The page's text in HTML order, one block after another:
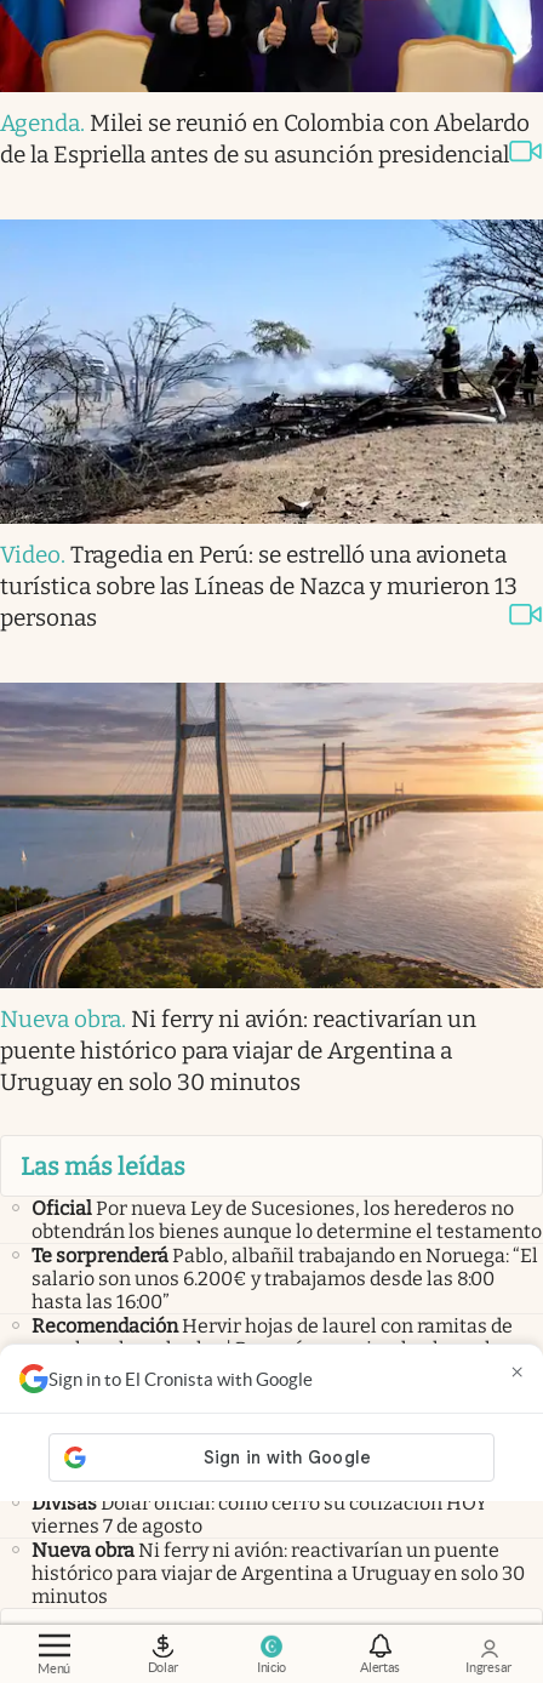
Menú Dolar Inicio Alertas Ingresar
Sign in to El Cronista with Google ×
Agenda. Milei se reunió en Colombia con Abelardo
de la Espriella antes de su asunción presidencial
Video. Tragedia en Perú: se estrelló una avioneta
turística sobre las Líneas de Nazca y murieron 13
personas
Nueva obra. Ni ferry ni avión: reactivarían un
puente histórico para viajar de Argentina a
Uruguay en solo 30 minutos
Las más leídas
OficialPor nueva Ley de Sucesiones, los herederos no
obtendrán los bienes aunque lo determine el testamento
Te sorprenderáPablo, albañil trabajando en Noruega: “El
salario son unos 6.200€ y trabajamos desde las 8:00
hasta las 16:00”
RecomendaciónHervir hojas de laurel con ramitas de
canela y clavo de olor | Por qué recomiendan hacerlo y
para qué sirve
Mercados
Dólar hoy y dólar blue hoy: cuál es la cotización
del viernes 7 de agosto minuto a minuto
DivisasDólar oficial: cómo cerró su cotización HOY
viernes 7 de agosto
Nueva obraNi ferry ni avión: reactivarían un puente
histórico para viajar de Argentina a Uruguay en solo 30
minutos
Cotizaciones